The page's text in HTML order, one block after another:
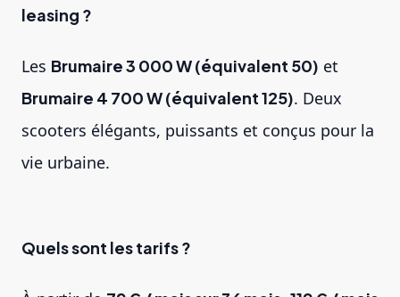
leasing ?
Les Brumaire 3 000 W (équivalent 50) et
Brumaire 4 700 W (équivalent 125). Deux
scooters élégants, puissants et conçus pour la
vie urbaine.
Quels sont les tarifs ?